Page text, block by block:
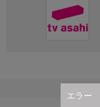
エラー